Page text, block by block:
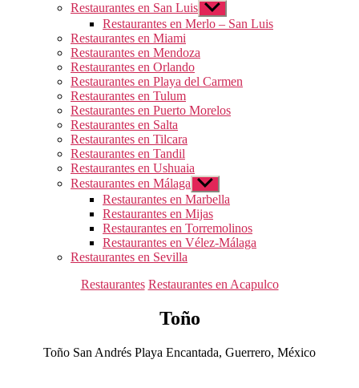
Restaurantes en San Luis Mostrar
el
submenú
Restaurantes en Merlo – San Luis
Restaurantes en Miami
Restaurantes en Mendoza
Restaurantes en Orlando
Restaurantes en Playa del Carmen
Restaurantes en Tulum
Restaurantes en Puerto Morelos
Restaurantes en Salta
Restaurantes en Tilcara
Restaurantes en Tandil
Restaurantes en Ushuaia
Restaurantes en Málaga Mostrar
el
submenú
Restaurantes en Marbella
Restaurantes en Mijas
Restaurantes en Torremolinos
Restaurantes en Vélez-Málaga
Restaurantes en Sevilla
Categorías
Restaurantes Restaurantes en Acapulco
Toño
Toño San Andrés Playa Encantada, Guerrero, México